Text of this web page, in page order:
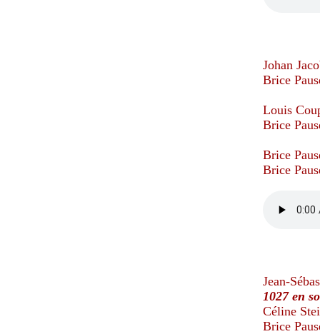
Johan
Brice
Louis
Brice
Brice
Brice
Jean-
1027 en
Céline
Brice